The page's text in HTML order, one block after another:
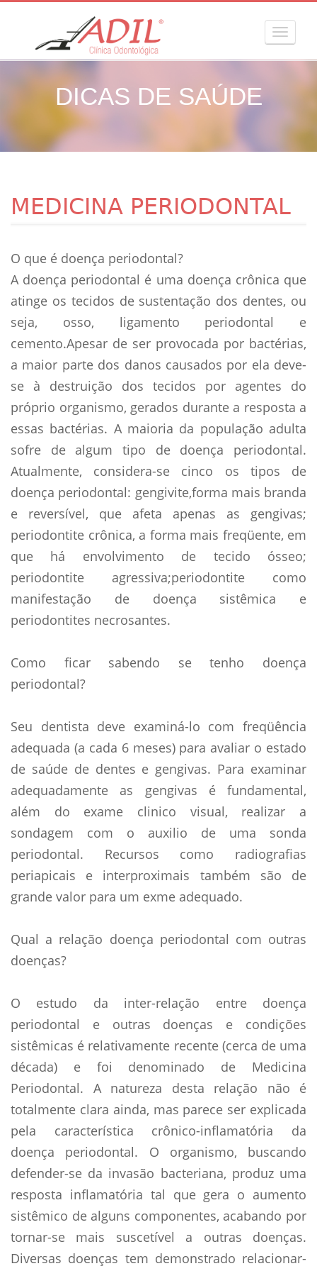
MENU
DICAS DE SAÚDE
MEDICINA PERIODONTAL
O que é doença periodontal?
A doença periodontal é uma doença crônica que
atinge os tecidos de sustentação dos dentes, ou
seja, osso, ligamento periodontal e
cemento.Apesar de ser provocada por bactérias,
a maior parte dos danos causados por ela deve-
se à destruição dos tecidos por agentes do
próprio organismo, gerados durante a resposta a
essas bactérias. A maioria da população adulta
sofre de algum tipo de doença periodontal.
Atualmente, considera-se cinco os tipos de
doença periodontal: gengivite,forma mais branda
e reversível, que afeta apenas as gengivas;
periodontite crônica, a forma mais freqüente, em
que há envolvimento de tecido ósseo;
periodontite agressiva;periodontite como
manifestação de doença sistêmica e
periodontites necrosantes.
Como ficar sabendo se tenho doença
periodontal?
Seu dentista deve examiná-lo com freqüência
adequada (a cada 6 meses) para avaliar o estado
de saúde de dentes e gengivas. Para examinar
adequadamente as gengivas é fundamental,
além do exame clinico visual, realizar a
sondagem com o auxilio de uma sonda
periodontal. Recursos como radiografias
periapicais e interproximais também são de
grande valor para um exme adequado.
Qual a relação doença periodontal com outras
doenças?
O estudo da inter-relação entre doença
periodontal e outras doenças e condições
sistêmicas é relativamente recente (cerca de uma
década) e foi denominado de Medicina
Periodontal. A natureza desta relação não é
totalmente clara ainda, mas parece ser explicada
pela característica crônico-inflamatória da
doença periodontal. O organismo, buscando
defender-se da invasão bacteriana, produz uma
resposta inflamatória tal que gera o aumento
sistêmico de alguns componentes, acabando por
tornar-se mais suscetível a outras doenças.
Diversas doenças tem demonstrado relacionar-